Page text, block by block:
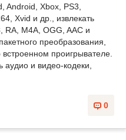
Android, Xbox, PS3,
Xvid и др., извлекать
RA, M4A, OGG, AAC и
преобразования,
проигрывателе.
и видео-кодеки,
0